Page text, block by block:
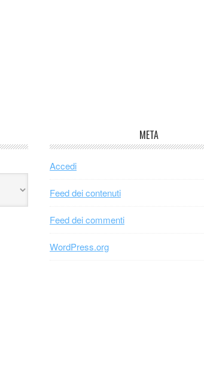
META
Accedi
Feed dei contenuti
Feed dei commenti
WordPress.org